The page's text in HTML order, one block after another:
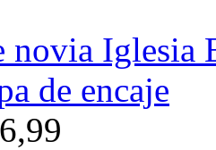
novia Iglesia
de encaje